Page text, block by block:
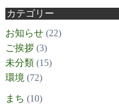
カテゴリー
お知らせ(22)
ご挨拶(3)
未分類(15)
環境 (72)
まち (10)